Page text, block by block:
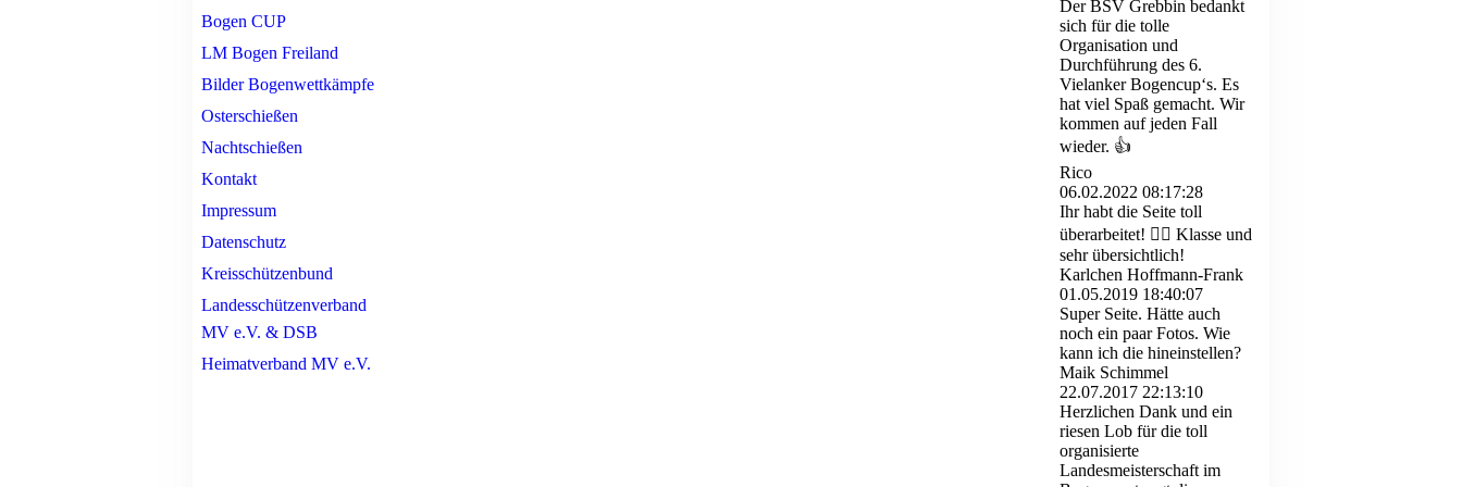
Bogen CUP
LM Bogen Freiland
Bilder Bogenwettkämpfe
Osterschießen
Nachtschießen
Kontakt
Impressum
Datenschutz
Kreisschützenbund
Landesschützenverband
MV e.V. & DSB
Heimatverband MV e.V.
Der BSV Grebbin bedankt
sich für die tolle
Organisation und
Durchführung des 6.
Vielanker Bogencup‘s. Es
hat viel Spaß gemacht. Wir
kommen auf jeden Fall
wieder. 👍
Rico
06.02.2022 08:17:28
Ihr habt die Seite toll
überarbeitet! 👍🏼 Klasse und
sehr übersichtlich!
Karlchen Hoffmann-Frank
01.05.2019 18:40:07
Super Seite. Hätte auch
noch ein paar Fotos. Wie
kann ich die hineinstellen?
Maik Schimmel
22.07.2017 22:13:10
Herzlichen Dank und ein
riesen Lob für die toll
organisierte
Landesmeisterschaft im